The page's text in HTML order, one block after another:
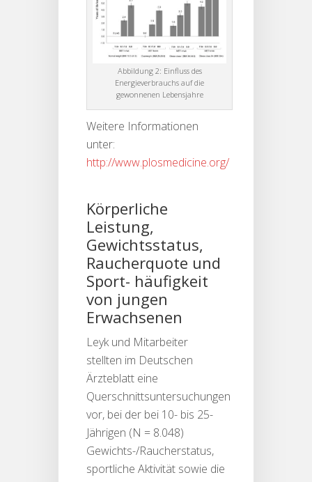
Abbildung 2: Einfluss des
Energieverbrauchs auf die
gewonnenen Lebensjahre
Weitere Informationen
unter:
http://www.plosmedicine.org/
Körperliche
Leistung,
Gewichtsstatus,
Raucherquote und
Sport- häufigkeit
von jungen
Erwachsenen
Leyk und Mitarbeiter
stellten im Deutschen
Ärzteblatt eine
Querschnittsuntersuchungen
vor, bei der bei 10- bis 25-
Jährigen (N = 8.048)
Gewichts-/Raucherstatus,
sportliche Aktivität sowie die